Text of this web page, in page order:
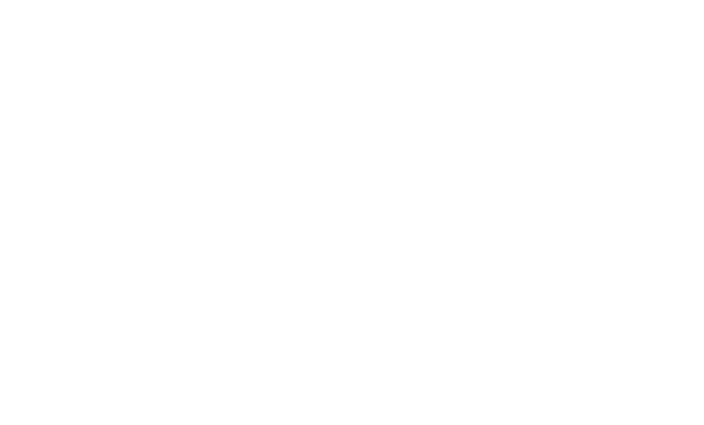
in modernen und rustikalem Design mit sehr angenehmen Preisen.
Möbel Pinie massiv Spiegel Babylon Set Echtholz
Verlinken Sie die Seite auf:
auf der Partnerseite:
auf der Partnerseite: